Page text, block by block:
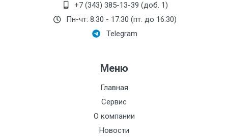
+7 (343) 385-13-39 (доб. 1)
Пн-чт: 8.30 - 17.30 (пт. до 16.30)
Telegram
Меню
Главная
Сервис
О компании
Новости